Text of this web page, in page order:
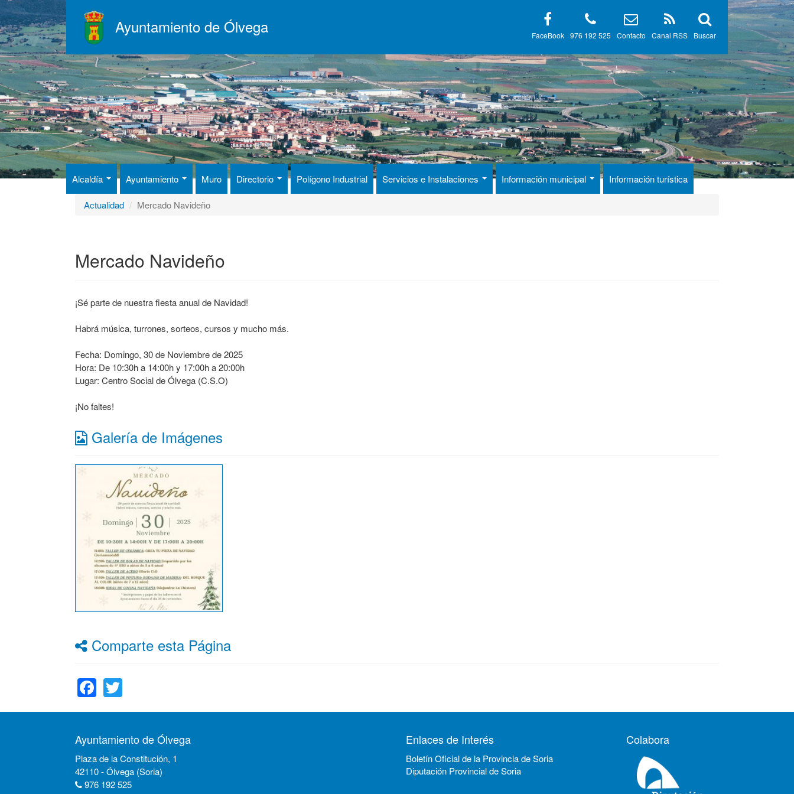
Pasar
al
contenido
principal
Ayuntamiento de Ólvega Buscar
Canal RSS
Contacto
976 192 525
FaceBook
Alcaldía Ayuntamiento Muro Directorio Polígono Industrial Servicios e Instalaciones Información municipal Información turística
Actualidad Mercado Navideño
Mercado Navideño
¡Sé parte de nuestra fiesta anual de Navidad!
Habrá música, turrones, sorteos, cursos y mucho más.
Fecha: Domingo, 30 de Noviembre de 2025
Hora: De 10:30h a 14:00h y 17:00h a 20:00h
Lugar: Centro Social de Ólvega (C.S.O)
¡No faltes!
Galería de Imágenes
Comparte esta Página
Facebook
Ayuntamiento de Ólvega
Plaza de la Constitución, 1
42110 - Ólvega (Soria)
976 192 525
Enlaces de Interés
Boletín Oficial de la Provincia de Soria
Diputación Provincial de Soria
Colabora